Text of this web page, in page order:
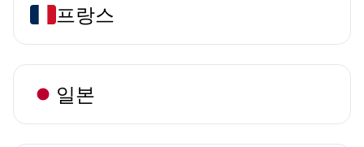
프랑스
일본